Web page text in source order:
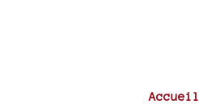
Accueil